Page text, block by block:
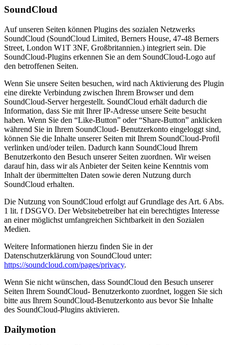
SoundCloud
Auf unseren Seiten können Plugins des sozialen Netzwerks
SoundCloud (SoundCloud Limited, Berners House, 47-48 Berners
Street, London W1T 3NF, Großbritannien.) integriert sein. Die
SoundCloud-Plugins erkennen Sie an dem SoundCloud-Logo auf
den betroffenen Seiten.
Wenn Sie unsere Seiten besuchen, wird nach Aktivierung des Plugin
eine direkte Verbindung zwischen Ihrem Browser und dem
SoundCloud-Server hergestellt. SoundCloud erhält dadurch die
Information, dass Sie mit Ihrer IP-Adresse unsere Seite besucht
haben. Wenn Sie den “Like-Button” oder “Share-Button” anklicken
während Sie in Ihrem SoundCloud- Benutzerkonto eingeloggt sind,
können Sie die Inhalte unserer Seiten mit Ihrem SoundCloud-Profil
verlinken und/oder teilen. Dadurch kann SoundCloud Ihrem
Benutzerkonto den Besuch unserer Seiten zuordnen. Wir weisen
darauf hin, dass wir als Anbieter der Seiten keine Kenntnis vom
Inhalt der übermittelten Daten sowie deren Nutzung durch
SoundCloud erhalten.
Die Nutzung von SoundCloud erfolgt auf Grundlage des Art. 6 Abs.
1 lit. f DSGVO. Der Websitebetreiber hat ein berechtigtes Interesse
an einer möglichst umfangreichen Sichtbarkeit in den Sozialen
Medien.
Weitere Informationen hierzu finden Sie in der
Datenschutzerklärung von SoundCloud unter:
https://soundcloud.com/pages/privacy.
Wenn Sie nicht wünschen, dass SoundCloud den Besuch unserer
Seiten Ihrem SoundCloud- Benutzerkonto zuordnet, loggen Sie sich
bitte aus Ihrem SoundCloud-Benutzerkonto aus bevor Sie Inhalte
des SoundCloud-Plugins aktivieren.
Dailymotion